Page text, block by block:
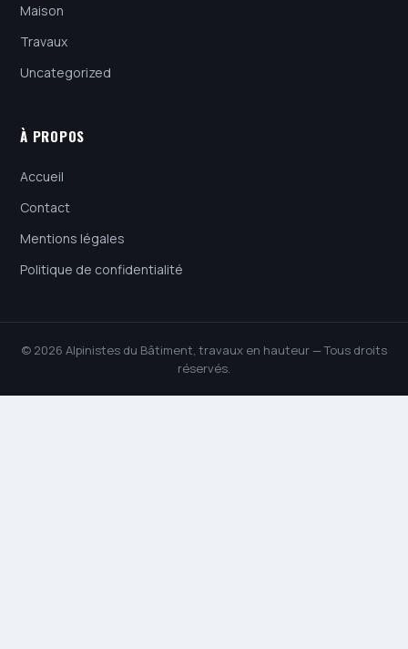
Maison
Travaux
Uncategorized
À PROPOS
Accueil
Contact
Mentions légales
Politique de confidentialité
© 2026 Alpinistes du Bâtiment, travaux en hauteur — Tous droits
réservés.